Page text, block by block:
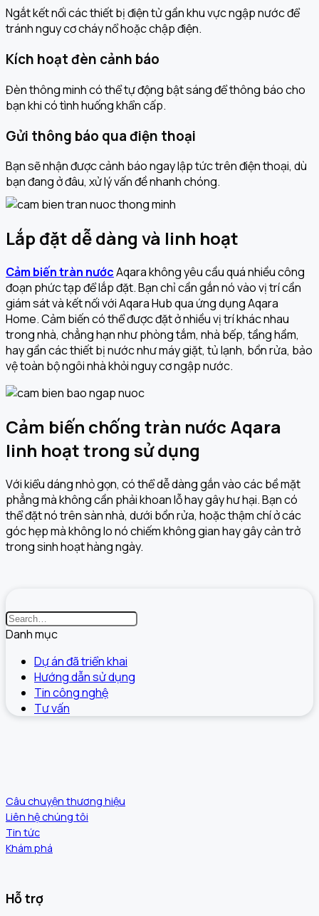
Ngắt kết nối các thiết bị điện tử gần khu vực ngập nước để
tránh nguy cơ cháy nổ hoặc chập điện.
Kích hoạt đèn cảnh báo
Đèn thông minh có thể tự động bật sáng để thông báo cho
bạn khi có tình huống khẩn cấp.
Gửi thông báo qua điện thoại
Bạn sẽ nhận được cảnh báo ngay lập tức trên điện thoại, dù
bạn đang ở đâu, xử lý vấn đề nhanh chóng.
Lắp đặt dễ dàng và linh hoạt
Cảm biến tràn nướcAqara không yêu cầu quá nhiều công
đoạn phức tạp để lắp đặt. Bạn chỉ cần gắn nó vào vị trí cần
giám sát và kết nối với Aqara Hub qua ứng dụng Aqara
Home. Cảm biến có thể được đặt ở nhiều vị trí khác nhau
trong nhà, chẳng hạn như phòng tắm, nhà bếp, tầng hầm,
hay gần các thiết bị nước như máy giặt, tủ lạnh, bồn rửa, bảo
vệ toàn bộ ngôi nhà khỏi nguy cơ ngập nước.
Cảm biến chống tràn nước Aqara
linh hoạt trong sử dụng
Với kiểu dáng nhỏ gọn, có thể dễ dàng gắn vào các bề mặt
phẳng mà không cần phải khoan lỗ hay gây hư hại. Bạn có
thể đặt nó trên sàn nhà, dưới bồn rửa, hoặc thậm chí ở các
góc hẹp mà không lo nó chiếm không gian hay gây cản trở
trong sinh hoạt hàng ngày.
Danh mục
Dự án đã triển khai
Hướng dẫn sử dụng
Tin công nghệ
Tư vấn
Câu chuyện thương hiệu
Liên hệ chúng tôi
Tin tức
Khám phá
Hỗ trợ